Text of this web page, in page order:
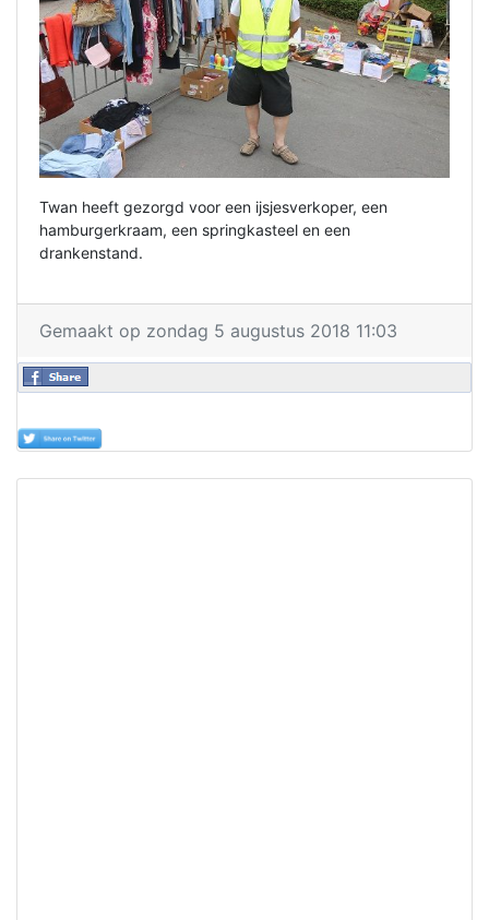
Twan heeft gezorgd voor een ijsjesverkoper, een
hamburgerkraam, een springkasteel en een
drankenstand.
Gemaakt op zondag 5 augustus 2018 11:03